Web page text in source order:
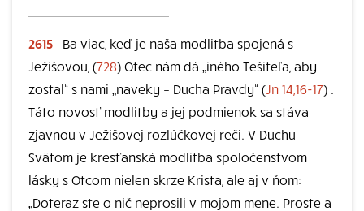
2615
Ba viac, keď je naša modlitba spojená s
Ježišovou, (728) Otec nám dá „iného Tešiteľa, aby
zostal“ s nami „naveky – Ducha Pravdy“ (Jn 14,16-17) .
Táto novosť modlitby a jej podmienok sa stáva
zjavnou v Ježišovej rozlúčkovej reči. V Duchu
Svätom je kresťanská modlitba spoločenstvom
lásky s Otcom nielen skrze Krista, ale aj v ňom:
„Doteraz ste o nič neprosili v mojom mene. Proste a